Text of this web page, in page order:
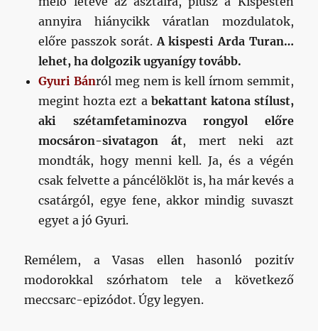
annyira hiánycikk váratlan mozdulatok,
előre passzok sorát. A kispesti Arda Turan…
lehet, ha dolgozik ugyanígy tovább.
Gyuri Bánról meg nem is kell írnom semmit,
megint hozta ezt a bekattant katona stílust,
aki szétamfetaminozva rongyol előre
mocsáron-sivatagon át, mert neki azt
mondták, hogy menni kell. Ja, és a végén
csak felvette a páncélöklöt is, ha már kevés a
csatárgól, egye fene, akkor mindig suvaszt
egyet a jó Gyuri.
Remélem, a Vasas ellen hasonló pozitív
modorokkal szórhatom tele a következő
meccsarc-epizódot. Úgy legyen.